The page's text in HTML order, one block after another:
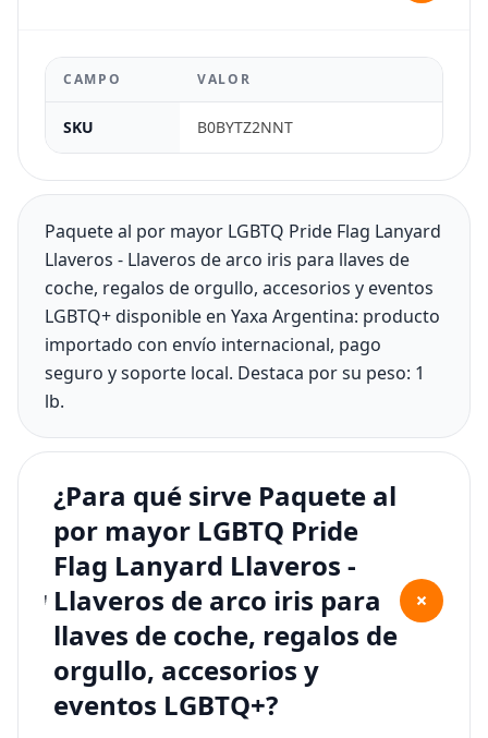
CAMPO VALOR
SKU B0BYTZ2NNT
Paquete al por mayor LGBTQ Pride Flag Lanyard
Llaveros - Llaveros de arco iris para llaves de
coche, regalos de orgullo, accesorios y eventos
LGBTQ+ disponible en Yaxa Argentina: producto
importado con envío internacional, pago
seguro y soporte local. Destaca por su peso: 1
lb.
¿Para qué sirve Paquete al
por mayor LGBTQ Pride
Flag Lanyard Llaveros -
Llaveros de arco iris para
llaves de coche, regalos de
orgullo, accesorios y
eventos LGBTQ+?
+